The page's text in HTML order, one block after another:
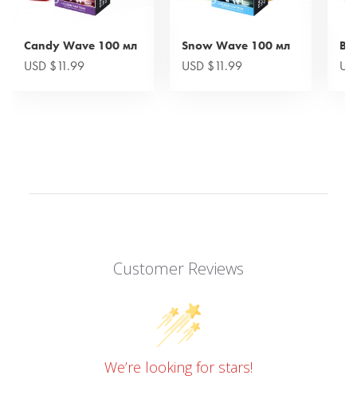
Candy Wave 100 мл
USD $11.99
Snow Wave 100 мл
USD $11.99
Customer Reviews
We’re looking for stars!